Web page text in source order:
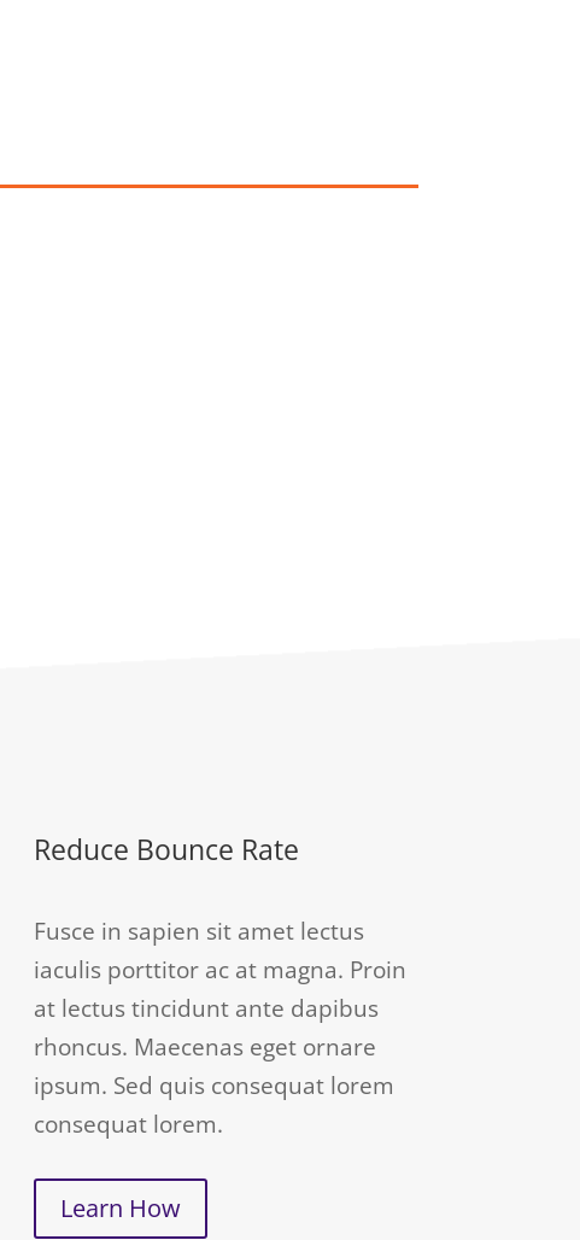
Reduce Bounce Rate
Fusce in sapien sit amet lectus
iaculis porttitor ac at magna. Proin
at lectus tincidunt ante dapibus
rhoncus. Maecenas eget ornare
ipsum. Sed quis consequat lorem
consequat lorem.
Learn How